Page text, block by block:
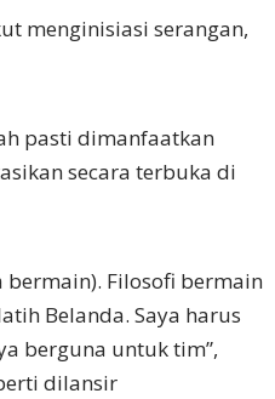
menginisiasi serangan,
pasti dimanfaatkan
secara terbuka di
bermain). Filosofi bermain
Belanda. Saya harus
berguna untuk tim”,
dilansir